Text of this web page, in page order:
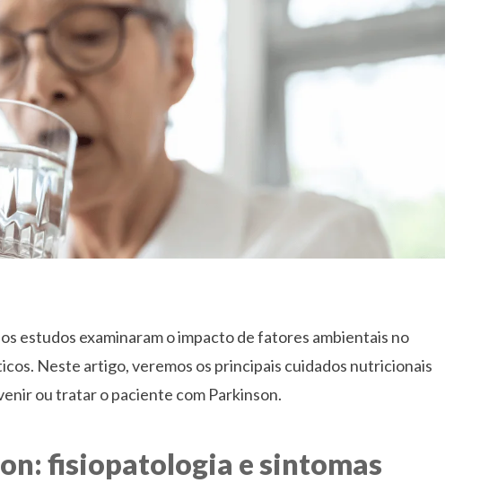
estudos examinaram o impacto de fatores ambientais no
Neste artigo, veremos os principais cuidados nutricionais
ou tratar o paciente com Parkinson.
fisiopatologia e sintomas